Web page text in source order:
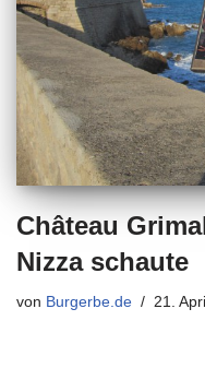
Château
Nizza schaute
von Burgerbe.de 21.